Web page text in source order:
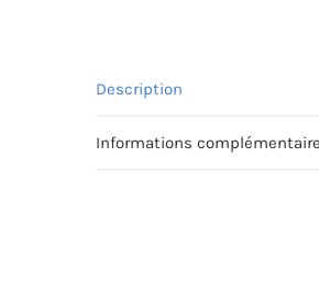
Description
Informations